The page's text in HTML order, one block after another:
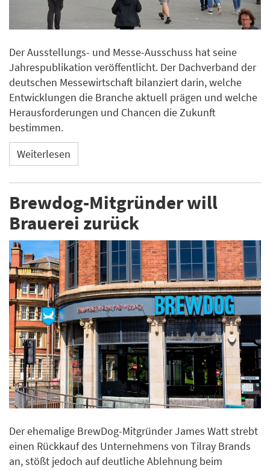
Der Ausstellungs- und Messe-Ausschuss hat seine
Jahrespublikation veröffentlicht. Der Dachverband der
deutschen Messewirtschaft bilanziert darin, welche
Entwicklungen die Branche aktuell prägen und welche
Herausforderungen und Chancen die Zukunft
bestimmen.
Weiterlesen
Brewdog-Mitgründer will
Brauerei zurück
Der ehemalige BrewDog-Mitgründer James Watt strebt
einen Rückkauf des Unternehmens von Tilray Brands
an, stößt jedoch auf deutliche Ablehnung beim